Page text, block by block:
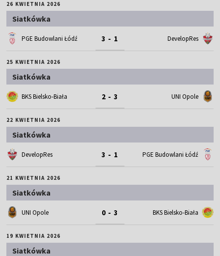
26 KWIETNIA 2026
Siatkówka
PGE Budowlani Łódź 3 - 1 DevelopRes
25 KWIETNIA 2026
Siatkówka
BKS Bielsko-Biała 2 - 3 UNI Opole
22 KWIETNIA 2026
Siatkówka
DevelopRes 3 - 1 PGE Budowlani Łódź
21 KWIETNIA 2026
Siatkówka
UNI Opole 0 - 3 BKS Bielsko-Biała
19 KWIETNIA 2026
Siatkówka